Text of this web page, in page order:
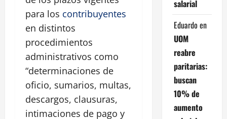
para los contribuyentes
en distintos
procedimientos
administrativos como
“determinaciones de
oficio, sumarios, multas,
descargos, clausuras,
intimaciones de pago y
salarial
Eduardo en
UOM
reabre
paritarias:
buscan
10% de
aumento